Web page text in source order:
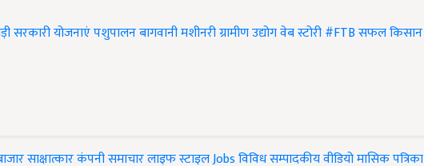
सरकारी योजनाएंपशुपालनबागवानीमशीनरीग्रामीण उद्योगवेब स्टोरी#FTBसफल किसान
साक्षात्कारकंपनी समाचारलाइफ स्टाइलJobsविविधसम्पादकीयवीडियोमासिक पत्रिका